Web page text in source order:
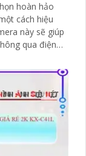
hoàn hảo
cách hiệu
qua điện